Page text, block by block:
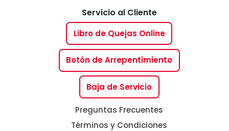
Servicio al Cliente
Libro de Quejas Online
Botón de Arrepentimiento
Baja de Servicio
Preguntas Frecuentes
Términos y Condiciones